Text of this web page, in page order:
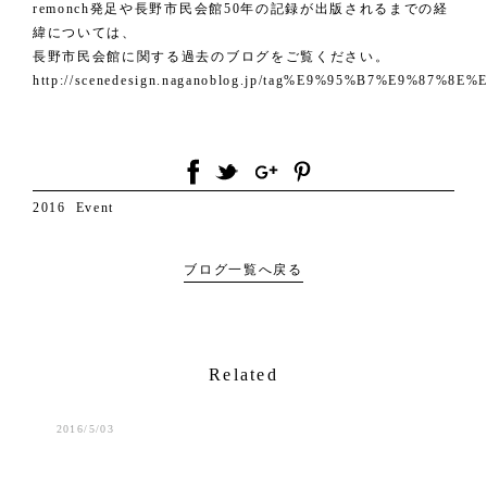
remonch発足や長野市民会館50年の記録が出版されるまでの経
緯については、
長野市民会館に関する過去のブログをご覧ください。
http://scenedesign.naganoblog.jp/
2016 Event
ブログ一覧へ戻る
Related
2016/5/03